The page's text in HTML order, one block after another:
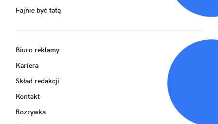
Fajnie być tatą
Biuro reklamy
Kariera
Skład redakcji
Kontakt
Rozrywka